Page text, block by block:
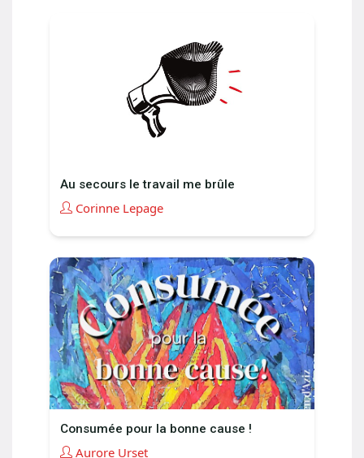
Au secours le travail me brûle
Corinne Lepage
Consumée pour la bonne cause !
Aurore Urset